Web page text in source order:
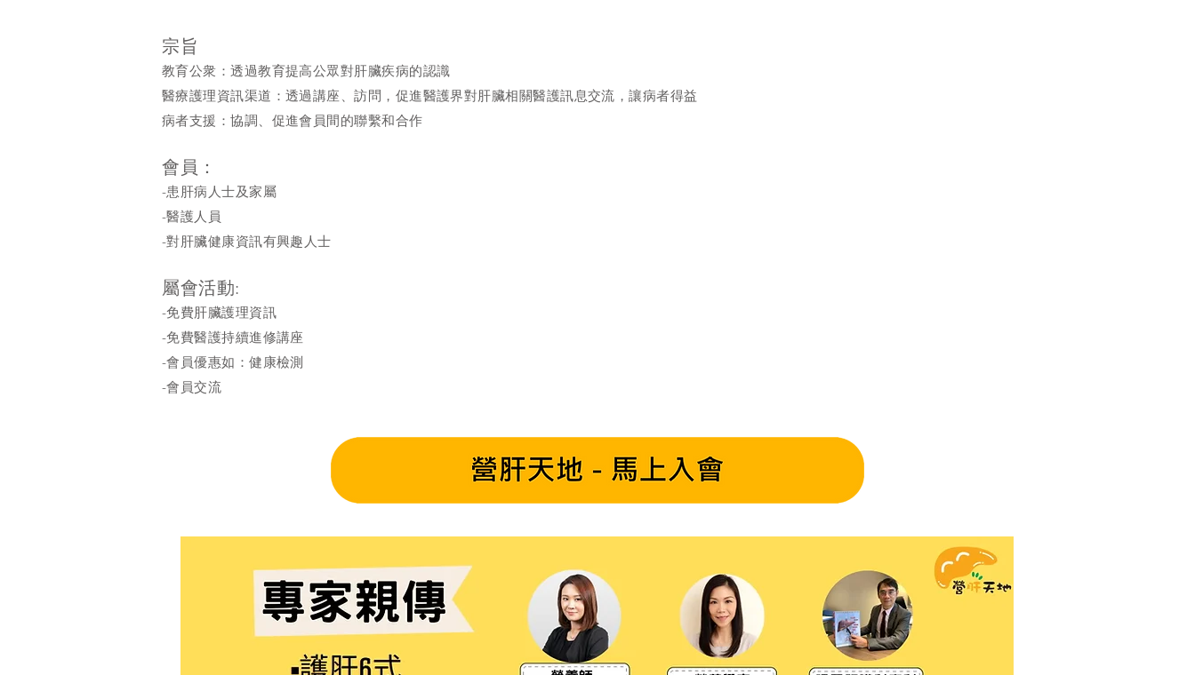
宗旨
教育公衆：透過教育提高公眾對肝臟疾病的認識
醫療護理資訊渠道：透過講座、訪問，促進醫護界對肝臟相關醫護訊息交流，讓病者得益
病者支援：協調、促進會員間的聯繫和合作
會員：
-患肝病人士及家屬
-醫護人員
-對肝臟健康資訊有興趣人士
屬會活動:
-免費肝臟護理資訊
-免費醫護持續進修講座
-會員優惠如：健康檢測
-會員交流